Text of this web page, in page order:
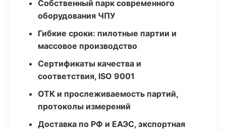
Собственный парк современного
оборудования ЧПУ
Гибкие сроки: пилотные партии и
массовое производство
Сертификаты качества и
соответствия, ISO 9001
ОТК и прослеживаемость партий,
протоколы измерений
Доставка по РФ и ЕАЭС, экспортная